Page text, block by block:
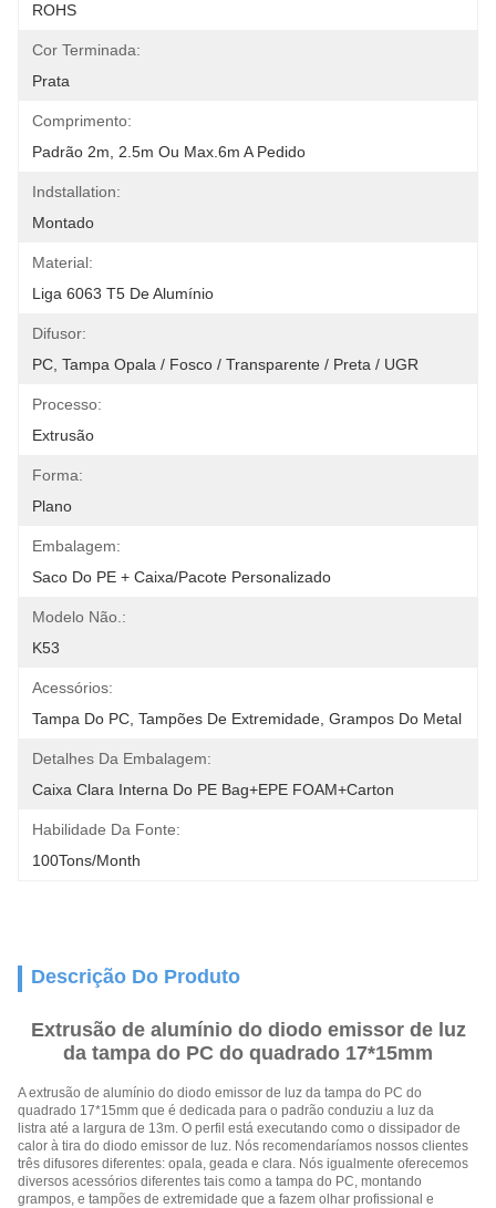
ROHS
Cor Terminada:
Prata
Comprimento:
Padrão 2m, 2.5m Ou Max.6m A Pedido
Indstallation:
Montado
Material:
Liga 6063 T5 De Alumínio
Difusor:
PC, Tampa Opala / Fosco / Transparente / Preta / UGR
Processo:
Extrusão
Forma:
Plano
Embalagem:
Saco Do PE + Caixa/pacote Personalizado
Modelo Não.:
K53
Acessórios:
Tampa Do PC, Tampões De Extremidade, Grampos Do Metal
Detalhes Da Embalagem:
Caixa Clara Interna Do PE Bag+EPE FOAM+Carton
Habilidade Da Fonte:
100Tons/Month
Descrição Do Produto
Extrusão de alumínio do diodo emissor de luz
da tampa do PC do quadrado 17*15mm
A extrusão de alumínio do diodo emissor de luz da tampa do PC do
quadrado 17*15mm que é dedicada para o padrão conduziu a luz da
listra até a largura de 13m. O perfil está executando como o dissipador de
calor à tira do diodo emissor de luz. Nós recomendaríamos nossos clientes
três difusores diferentes: opala, geada e clara. Nós igualmente oferecemos
diversos acessórios diferentes tais como a tampa do PC, montando
grampos, e tampões de extremidade que a fazem olhar profissional e